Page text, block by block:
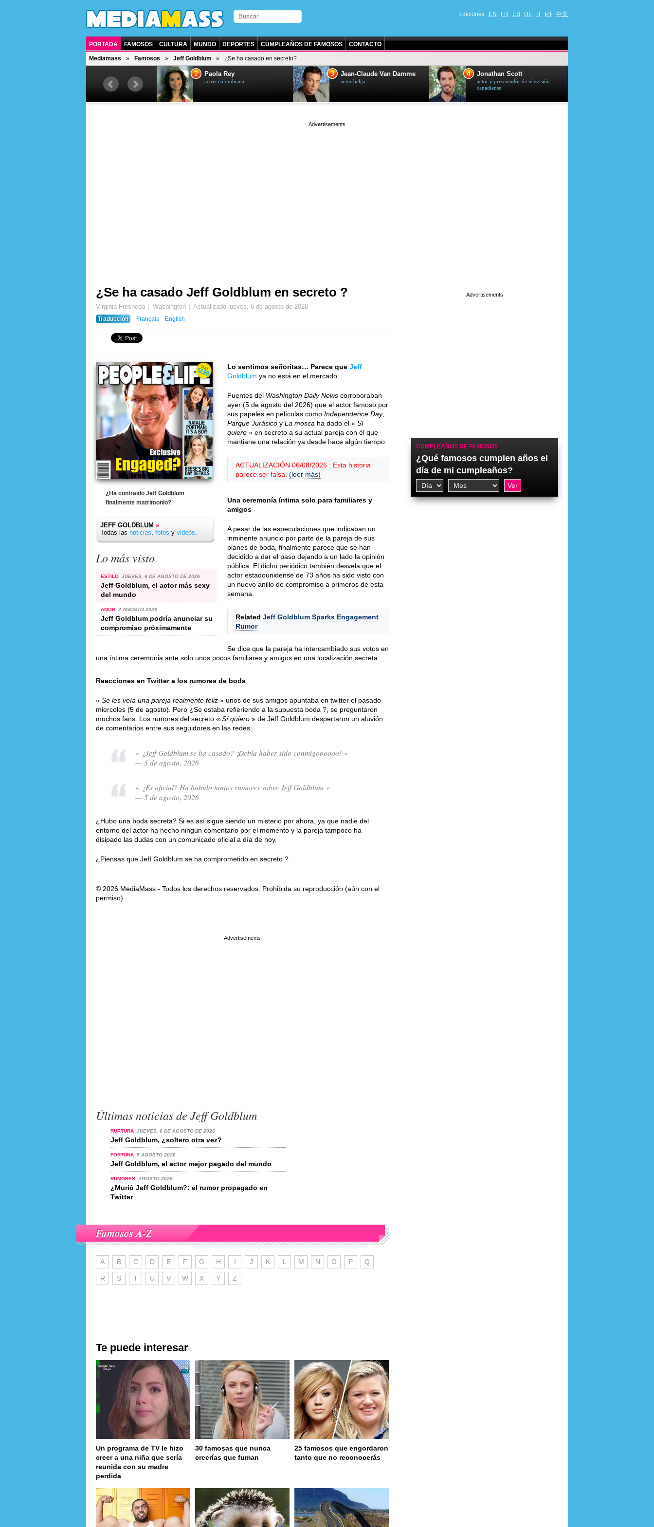
Ediciones EN FR ES DE IT PT 中文
PORTADA FAMOSOS CULTURA MUNDO DEPORTES CUMPLEAÑOS DE FAMOSOS CONTACTO
Mediamass Famosos Jeff Goldblum ¿Se ha casado en secreto?
actor y presentador de televisión
2 Paola Rey
actriz colombiana
3 Jean-Claude Van Damme
actor belga
4 Jonathan Scott
actor y presentador de televisión
canadiense
¿Se ha casado Jeff Goldblum en secreto ?
Virginia Fresneda Washington Actualizado jueves, 6 de agosto de 2026
Traducción
Français English
¿Ha contraido Jeff Goldblum
finalmente matrimonio?
JEFF GOLDBLUM »
Todas las noticias, fotos y videos.
Lo más visto
ESTILO JUEVES, 6 DE AGOSTO DE 2026
Jeff Goldblum, el actor más sexy
del mundo
AMOR 2 AGOSTO 2026
Jeff Goldblum podría anunciar su
compromiso próximamente
Lo sentimos señoritas… Parece que Jeff
Goldblum ya no está en el mercado.
Fuentes del Washington Daily News corroboraban
ayer (5 de agosto del 2026) que el actor famoso por
sus papeles en películas como Independence Day,
Parque Jurásico y La mosca ha dado el « Sí
quiero » en secreto a su actual pareja con él que
mantiane una relación ya desde hace algún tiempo.
ACTUALIZACIÓN 06/08/2026 : Esta historia
parece ser falsa. (leer más)
Una ceremonía íntima solo para familiares y
amigos
A pesar de las especulaciones que indicaban un
inminente anuncio por parte de la pareja de sus
planes de boda, finalmente parece que se han
decidido a dar el paso dejando a un lado la opinión
pública. El dicho periódico también desvela que el
actor estadounidense de 73 años ha sido visto con
un nuevo anillo de compromiso a primeros de esta
semana.
Related Jeff Goldblum Sparks Engagement
Rumor
Se dice que la pareja ha intercambiado sus votos en
una íntima ceremonia ante solo unos pocos familiares y amigos en una localización secreta.
Reacciones en Twitter a los rumores de boda
« Se les veía una pareja realmente feliz » unos de sus amigos apuntaba en twitter el pasado
miercoles (5 de agosto). Pero ¿Se estaba refieriendo a la supuesta boda ?, se preguntaron
muchos fans. Los rumores del secreto « Sí quiero » de Jeff Goldblum despertaron un aluvión
de comentarios entre sus seguidores en las redes.
« ¿Jeff Goldblum se ha casado? ¡Debía haber sido conmigoooooo! »
— 5 de agosto, 2026
« ¿Es oficial? Ha habido tantos rumores sobre Jeff Goldblum »
— 5 de agosto, 2026
¿Hubo una boda secreta? Si es así sigue siendo un misterio por ahora, ya que nadie del
entorno del actor ha hecho ningún comentario por el momento y la pareja tampoco ha
disipado las dudas con un comunicado oficial a día de hoy.
¿Piensas que Jeff Goldblum se ha comprometido en secreto ?
© 2026 MediaMass - Todos los derechos reservados. Prohibida su reproducción (aún con el
permiso).
Últimas noticias de Jeff Goldblum
RUPTURA JUEVES, 6 DE AGOSTO DE 2026
Jeff Goldblum, ¿soltero otra vez?
FORTUNA 5 AGOSTO 2026
Jeff Goldblum, el actor mejor pagado del mundo
RUMORES AGOSTO 2026
¿Murió Jeff Goldblum?: el rumor propagado en
Twitter
Famosos A-Z
A B C D E F G H I J K L M N O P Q
R S T U V W X Y Z
Te puede interesar
Un programa de TV le hizo
creer a una niña que sería
reunida con su madre
perdida
30 famosas que nunca
creerías que fuman
25 famosos que engordaron
tanto que no reconocerás
CUMPLEAÑOS DE FAMOSOS
¿Qué famosos cumplen años el
día de mi cumpleaños?